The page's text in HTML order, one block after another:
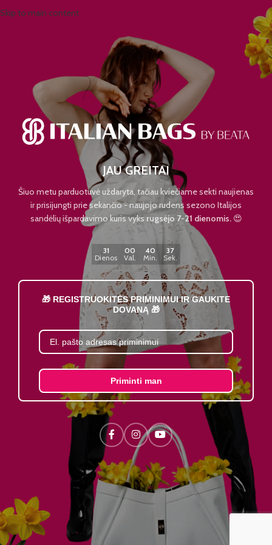
Skip to main content
JAU GREITAI
Šiuo metu parduotuvė uždaryta, tačiau kviečiame sekti naujienas
ir prisijungti prie sekančio - naujojo rudens sezono Italijos
sandėlių išpardavimo kuris vyks rugsėjo 7-21 dienomis.😍
31
Dienos
00
Val.
40
Min.
37
Sek.
🎁 REGISTRUOKITĖS PRIMINIMUI IR GAUKITE
DOVANĄ 🎁
Priminti man